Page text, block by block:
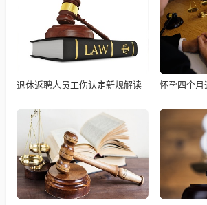
退休返聘人员工伤认定新规解读 怀孕四个月